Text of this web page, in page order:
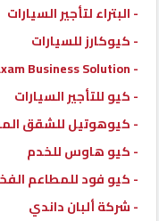
الدليل
القطري
POWERED
QHOST
- البتراء لتأجير السيارات
- كيوكارز للسيارات
- Maxam Business Solution
- كيو للتأجير السيارات
- كيوهوتيل للشقق
- كيو هاوس للخدم
- كيو فود للمطاعم
- شركة ألبان داندي